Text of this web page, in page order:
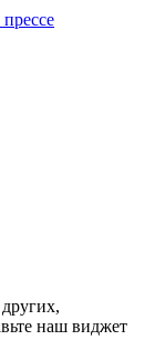
наш виджет